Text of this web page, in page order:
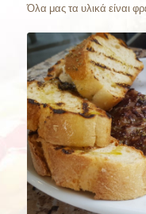
Όλα μας τα υλικά είναι